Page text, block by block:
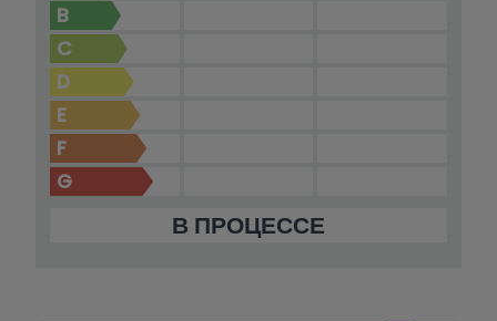
B
C
D
E
F
G
В ПРОЦЕССЕ